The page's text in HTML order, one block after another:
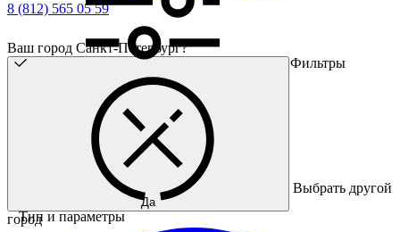
8 (812) 565 05 59
Ваш город Санкт-Петербург?
Да
Выбрать другой
город
Фильтры
Тип и параметры